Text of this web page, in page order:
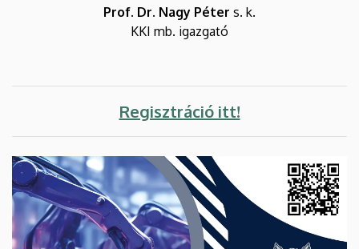
Prof. Dr. Nagy Péter s. k.
KKI mb. igazgató
Regisztráció itt!